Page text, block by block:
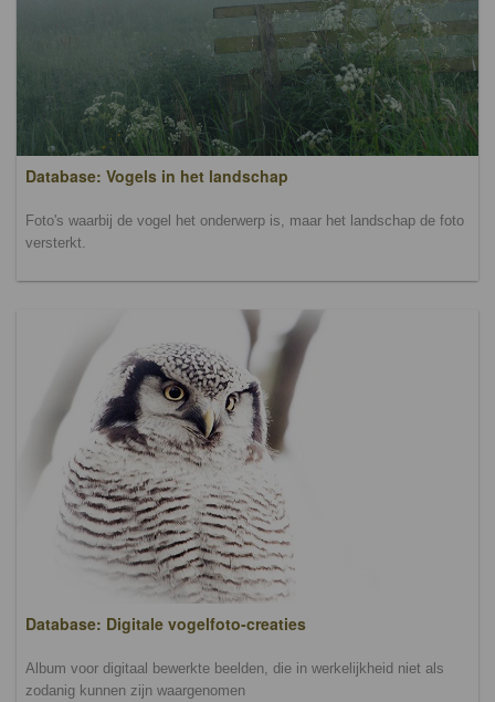
Database: Vogels in het landschap
Foto's waarbij de vogel het onderwerp is, maar het landschap de foto
versterkt.
Database: Digitale vogelfoto-creaties
Album voor digitaal bewerkte beelden, die in werkelijkheid niet als
zodanig kunnen zijn waargenomen